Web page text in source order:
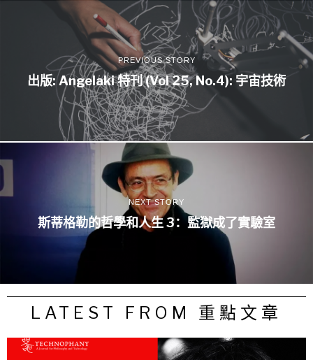
PREVIOUS STORY
出版: Angelaki 特刊 (Vol 25, No.4): 宇宙技術
NEXT STORY
斯蒂格勒的哲學和人生 3：監獄成了實驗室
LATEST FROM 重點文章